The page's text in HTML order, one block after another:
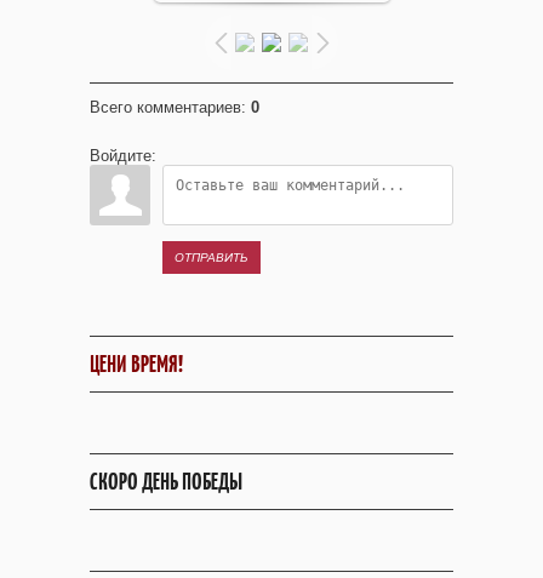
Всего комментариев: 0
Войдите:
ОТПРАВИТЬ
ЦЕНИ ВРЕМЯ!
СКОРО ДЕНЬ ПОБЕДЫ